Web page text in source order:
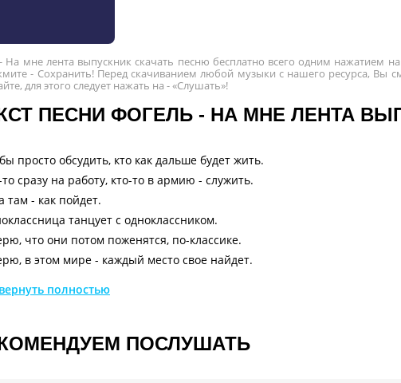
мне лента выпускник скачать песню бесплатно всего одним нажатием
- Сохранить! Перед скачиванием любой музыки с нашего ресурса, Вы
для этого следует нажать на - «Слушать»!
ПЕСНИ ФОГЕЛЬ - НА МНЕ ЛЕНТА
просто обсудить, кто как дальше будет жить.
то сразу на работу, кто-то в армию - служить.
там - как пойдет.
танцует с одноклассником.
что они потом поженятся, по-классике.
в этом мире - каждый место свое найдет.
что от себя оставим - фотографии в альбоме.
пересматривать не раз!
полностью
ПОСЛУШАТЬ